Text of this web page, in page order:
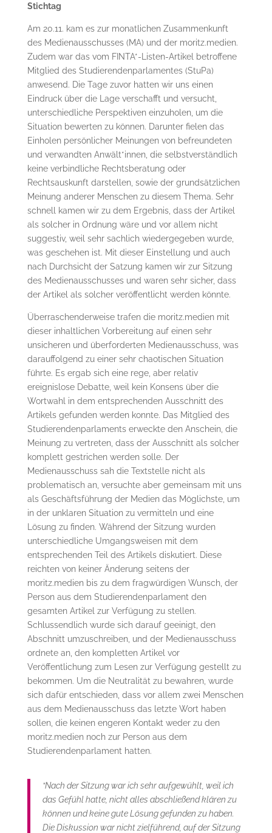
Stichtag
Am 20.11. kam es zur monatlichen Zusammenkunft
des Medienausschusses (MA) und der moritz.medien.
Zudem war das vom FINTA*-Listen-Artikel betroffene
Mitglied des Studierendenparlamentes (StuPa)
anwesend. Die Tage zuvor hatten wir uns einen
Eindruck über die Lage verschafft und versucht,
unterschiedliche Perspektiven einzuholen, um die
Situation bewerten zu können. Darunter fielen das
Einholen persönlicher Meinungen von befreundeten
und verwandten Anwält*innen, die selbstverständlich
keine verbindliche Rechtsberatung oder
Rechtsauskunft darstellen, sowie der grundsätzlichen
Meinung anderer Menschen zu diesem Thema. Sehr
schnell kamen wir zu dem Ergebnis, dass der Artikel
als solcher in Ordnung wäre und vor allem nicht
suggestiv, weil sehr sachlich wiedergegeben wurde,
was geschehen ist. Mit dieser Einstellung und auch
nach Durchsicht der Satzung kamen wir zur Sitzung
des Medienausschusses und waren sehr sicher, dass
der Artikel als solcher veröffentlicht werden könnte.
Überraschenderweise trafen die moritz.medien mit
dieser inhaltlichen Vorbereitung auf einen sehr
unsicheren und überforderten Medienausschuss, was
darauffolgend zu einer sehr chaotischen Situation
führte. Es ergab sich eine rege, aber relativ
ereignislose Debatte, weil kein Konsens über die
Wortwahl in dem entsprechenden Ausschnitt des
Artikels gefunden werden konnte. Das Mitglied des
Studierendenparlaments erweckte den Anschein, die
Meinung zu vertreten, dass der Ausschnitt als solcher
komplett gestrichen werden solle. Der
Medienausschuss sah die Textstelle nicht als
problematisch an, versuchte aber gemeinsam mit uns
als Geschäftsführung der Medien das Möglichste, um
in der unklaren Situation zu vermitteln und eine
Lösung zu finden. Während der Sitzung wurden
unterschiedliche Umgangsweisen mit dem
entsprechenden Teil des Artikels diskutiert. Diese
reichten von keiner Änderung seitens der
moritz.medien bis zu dem fragwürdigen Wunsch, der
Person aus dem Studierendenparlament den
gesamten Artikel zur Verfügung zu stellen.
Schlussendlich wurde sich darauf geeinigt, den
Abschnitt umzuschreiben, und der Medienausschuss
ordnete an, den kompletten Artikel vor
Veröffentlichung zum Lesen zur Verfügung gestellt zu
bekommen. Um die Neutralität zu bewahren, wurde
sich dafür entschieden, dass vor allem zwei Menschen
aus dem Medienausschuss das letzte Wort haben
sollen, die keinen engeren Kontakt weder zu den
moritz.medien noch zur Person aus dem
Studierendenparlament hatten.
“Nach der Sitzung war ich sehr aufgewühlt, weil ich
das Gefühl hatte, nicht alles abschließend klären zu
können und keine gute Lösung gefunden zu haben.
Die Diskussion war nicht zielführend, auf der Sitzung